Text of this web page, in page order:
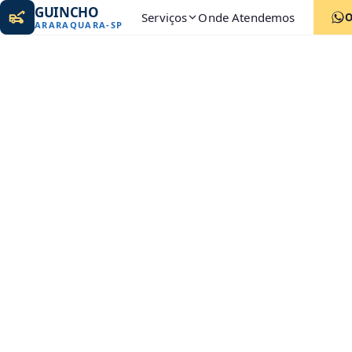
GUINCHO
ARARAQUARA-SP Serviços Onde Atendemos